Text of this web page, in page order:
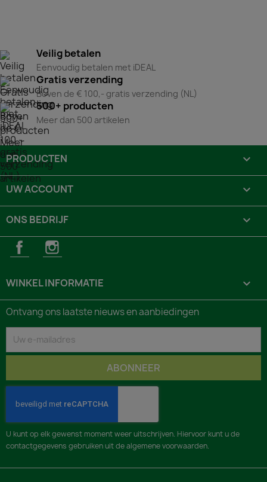
Veilig betalen
Eenvoudig betalen met iDEAL
Gratis verzending
Boven de € 100,- gratis verzending (NL)
500+ producten
Meer dan 500 artikelen
PRODUCTEN 
UW ACCOUNT 
ONS BEDRIJF 
FacebookInstagram
WINKEL INFORMATIE keyboard_arrow_down
Ontvang ons laatste nieuws en aanbiedingen
U kunt op elk gewenst moment weer uitschrijven. Hiervoor kunt u de
contactgegevens gebruiken uit de algemene voorwaarden.